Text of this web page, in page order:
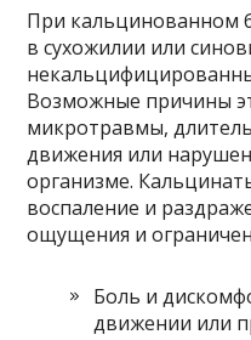
При кальцинованном
в сухожилии или
Возможные причины
микротравмы,
движения или
организме.
воспаление и
ощущения и
Боль и
движении или